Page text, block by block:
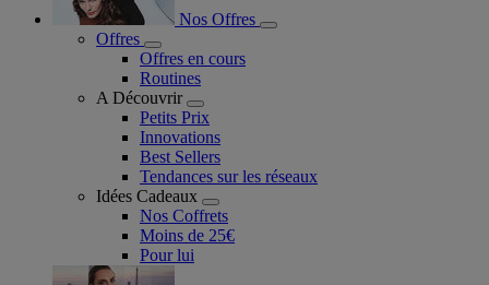
Nos Offres
Offres
Offres en cours
Routines
A Découvrir
Petits Prix
Innovations
Best Sellers
Tendances sur les réseaux
Idées Cadeaux
Nos Coffrets
Moins de 25€
Pour lui